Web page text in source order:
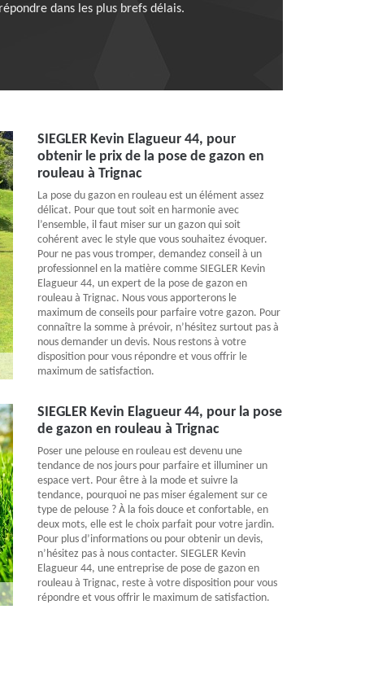
dans les plus brefs délais.
SIEGLER Kevin Elagueur 44, pour
obtenir le prix de la pose de gazon en
rouleau à Trignac
La pose du gazon en rouleau est un élément assez
délicat. Pour que tout soit en harmonie avec
l’ensemble, il faut miser sur un gazon qui soit
cohérent avec le style que vous souhaitez évoquer.
Pour ne pas vous tromper, demandez conseil à un
professionnel en la matière comme SIEGLER Kevin
Elagueur 44, un expert de la pose de gazon en
rouleau à Trignac. Nous vous apporterons le
maximum de conseils pour parfaire votre gazon. Pour
connaître la somme à prévoir, n’hésitez surtout pas à
nous demander un devis. Nous restons à votre
disposition pour vous répondre et vous offrir le
maximum de satisfaction.
SIEGLER Kevin Elagueur 44, pour la pose
de gazon en rouleau à Trignac
Poser une pelouse en rouleau est devenu une
tendance de nos jours pour parfaire et illuminer un
espace vert. Pour être à la mode et suivre la
tendance, pourquoi ne pas miser également sur ce
type de pelouse ? À la fois douce et confortable, en
deux mots, elle est le choix parfait pour votre jardin.
Pour plus d’informations ou pour obtenir un devis,
n’hésitez pas à nous contacter. SIEGLER Kevin
Elagueur 44, une entreprise de pose de gazon en
rouleau à Trignac, reste à votre disposition pour vous
répondre et vous offrir le maximum de satisfaction.